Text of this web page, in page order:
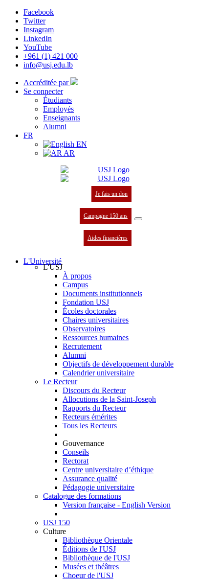
Facebook
Twitter
Instagram
LinkedIn
YouTube
+961 (1) 421 000
info@usj.edu.lb
Accréditée par
Se connecter
Étudiants
Employés
Enseignants
Alumni
FR
EN
AR
Je fais un don
Campagne 150 ans
Aides financières
L'Université
L'USJ
À propos
Campus
Documents institutionnels
Fondation USJ
Écoles doctorales
Chaires universitaires
Observatoires
Ressources humaines
Recrutement
Alumni
Objectifs de développement durable
Calendrier universitaire
Le Recteur
Discours du Recteur
Allocutions de la Saint-Joseph
Rapports du Recteur
Recteurs émérites
Tous les Recteurs
Gouvernance
Conseils
Rectorat
Centre universitaire d’éthique
Assurance qualité
Pédagogie universitaire
Catalogue des formations
Version française - English Version
USJ 150
Culture
Bibliothèque Orientale
Éditions de l'USJ
Bibliothèque de l'USJ
Musées et théâtres
Choeur de l'USJ